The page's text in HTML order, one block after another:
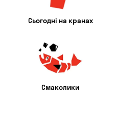
Сьогодні на кранах
Смаколики